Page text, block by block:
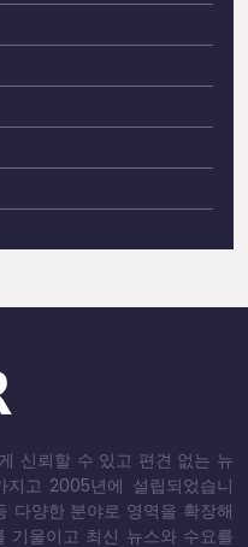
신뢰할 수 있고 편견 없는 뉴
고 2005년에 설립되었습니
다양한 분야로 영역을 확장해
기울이고 최신 뉴스와 수요를